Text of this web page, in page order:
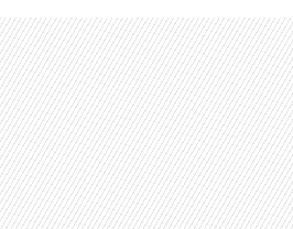
Skip to main content